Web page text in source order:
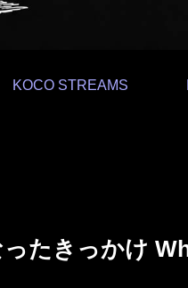
KOCO STREAMS
たきっかけ